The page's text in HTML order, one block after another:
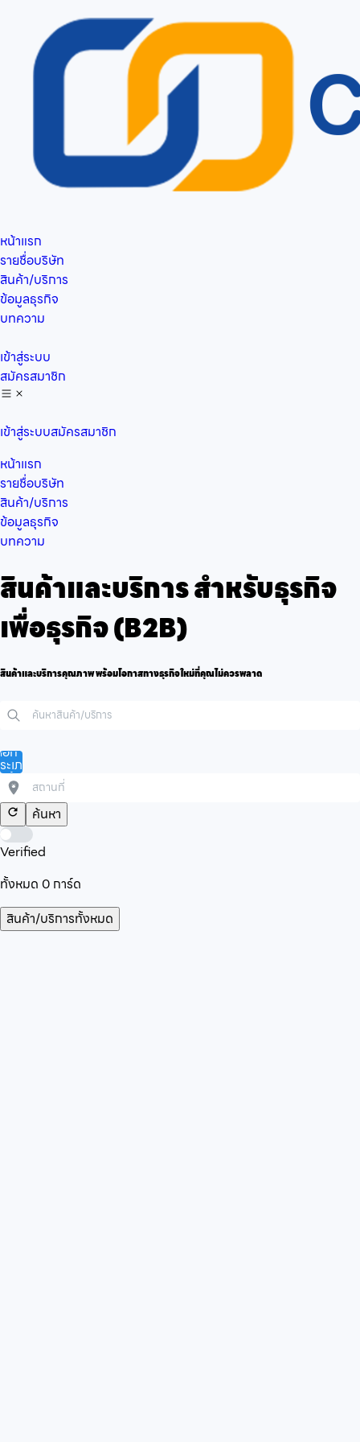
หน้าแรก
รายชื่อบริษัท
สินค้า/บริการ
ข้อมูลธุรกิจ
บทความ
เข้าสู่ระบบ
สมัครสมาชิก
เข้าสู่ระบบสมัครสมาชิก
หน้าแรก
รายชื่อบริษัท
สินค้า/บริการ
ข้อมูลธุรกิจ
บทความ
สินค้าและบริการ สำหรับธุรกิจ
เพื่อธุรกิจ (B2B)
สินค้าและบริการคุณภาพ พร้อมโอกาสทางธุรกิจใหม่ที่คุณไม่ควรพลาด
อก
เภท
ค้า/
าร
ค้นหา
Verified
ทั้งหมด 0 การ์ด
สินค้า/บริการทั้งหมด